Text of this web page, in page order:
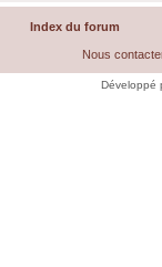
Index du forum
Nous
Développé